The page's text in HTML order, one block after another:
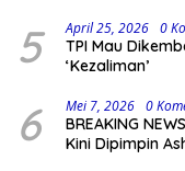
5 April 25, 2026 0
TPI Mau
‘Kezaliman’
6 Mei 7, 2026 0
BREAKING
Kini Dipimpin